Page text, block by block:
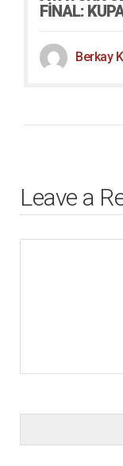
FINAL:
Berkay
Leave a